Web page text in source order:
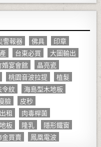
警報器 佛具
印章
台東必買
大圖輸出
婚宴會館
晶亮瓷
桃園音波拉提
植髮
令紋
海島型木地板
臉
皮秒
租
肉毒桿菌
板 隆乳
隱形鐵窗
金買賣 鳳凰電波